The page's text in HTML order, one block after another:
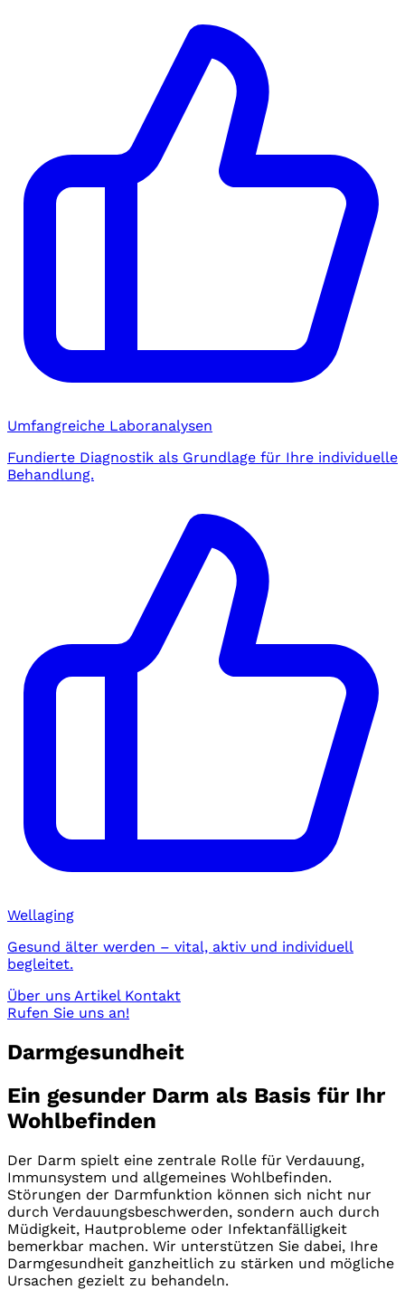
Umfangreiche Laboranalysen
Fundierte Diagnostik als Grundlage für Ihre individuelle
Behandlung.
Wellaging
Gesund älter werden – vital, aktiv und individuell
begleitet.
Über uns Artikel Kontakt
Rufen Sie uns an!
Darmgesundheit
Ein gesunder Darm als Basis für Ihr
Wohlbefinden
Der Darm spielt eine zentrale Rolle für Verdauung,
Immunsystem und allgemeines Wohlbefinden.
Störungen der Darmfunktion können sich nicht nur
durch Verdauungsbeschwerden, sondern auch durch
Müdigkeit, Hautprobleme oder Infektanfälligkeit
bemerkbar machen. Wir unterstützen Sie dabei, Ihre
Darmgesundheit ganzheitlich zu stärken und mögliche
Ursachen gezielt zu behandeln.